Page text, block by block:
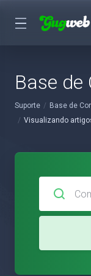
Base de
Suporte
Base de
Visualizando